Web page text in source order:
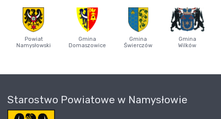
Powiat
Namysłowski
Gmina
Domaszowice
Gmina
Świerczów
Gmina
Wilków
Starostwo Powiatowe w Namysłowie